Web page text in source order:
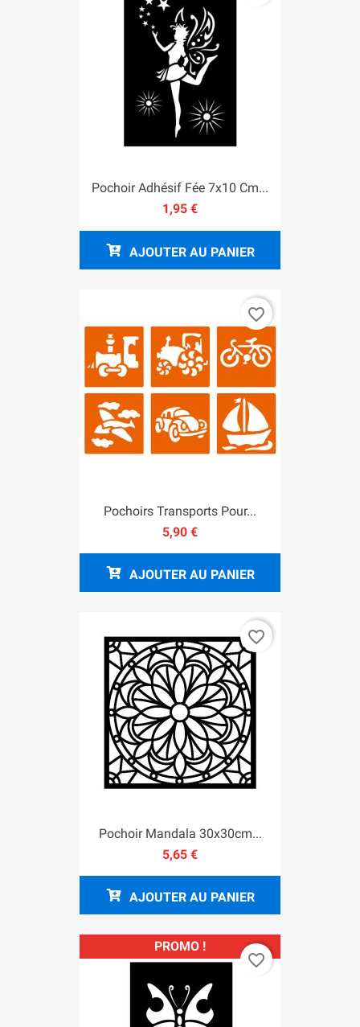
Pochoir Adhésif Fée 7x10 Cm...
1,95 €
AJOUTER AU PANIER
Pochoirs Transports Pour...
5,90 €
AJOUTER AU PANIER
favorite_border
Pochoir Mandala 30x30cm...
5,65 €
AJOUTER AU PANIER
favorite_border
PROMO !
favorite_border